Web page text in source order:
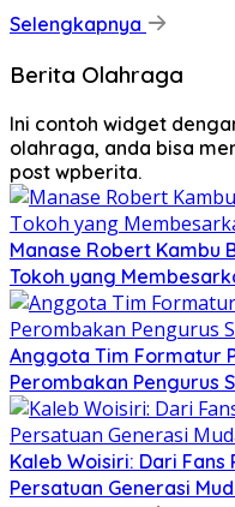
Selengkapnya
Berita Olahraga
Ini contoh widget
olahraga, anda bisa
post wpberita.
Manase Robert Kambu
Tokoh yang
Anggota Tim Formatur
Perombakan Pengurus
Kaleb Woisiri: Dari
Persatuan Generasi